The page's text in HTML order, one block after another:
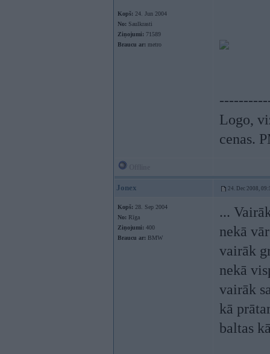
Kopš: 24. Jun 2004
No: Saulkrasti
Ziņojumi: 71589
Braucu ar: metro
Logo,
cenas.
Jonex 24. Dec 2008,
Kopš: 28. Sep 2004
No: Rīga
Ziņojumi: 400
Braucu ar: BMW
...
nekā
vairāk
nekā
vairāk
kā
baltas